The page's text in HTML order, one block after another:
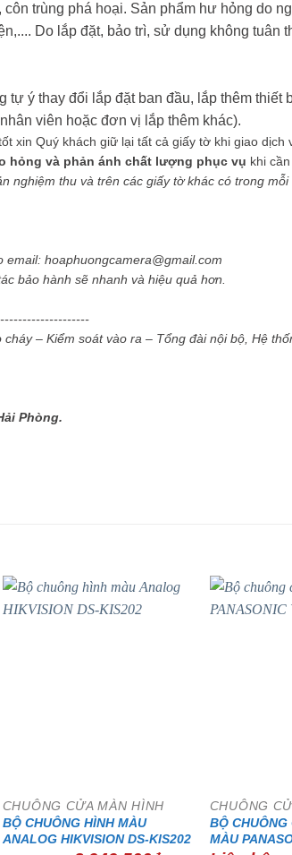
trùng phá hoại. Sản phẩm hư hỏng do
Do lắp đặt, bảo trì, sử dụng không tuân
ý thay đổi lắp đặt ban đầu, lắp thêm thiết
viên hoặc đơn vị lắp thêm khác).
xin Quý khách giữ lại tất cả giấy tờ khi giao dịch
hỏng và phản ánh chất lượng phục vụ khi cần
nghiệm thu và trên các giấy tờ khác có trong
hoaphuongcamera@gmail.com
bảo hành sẽ nhanh và hiệu quả hơn.
– Kiểm soát vào ra – Tổng đài nội bộ, Hệ
Phòng.
CHUÔNG CỬA MÀN HÌNH
BỘ CHUÔNG HÌNH MÀU
ANALOG HIKVISION DS-KIS202
CHUÔNG
BỘ CHUÔNG
MÀU